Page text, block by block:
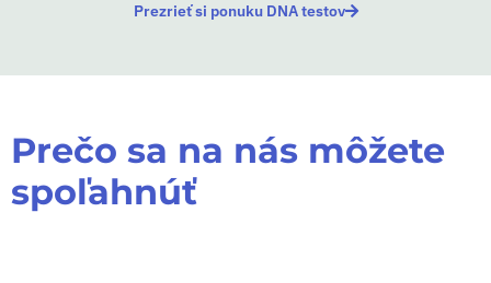
Prezrieť si ponuku DNA testov
Prečo sa na nás môžete
spoľahnúť